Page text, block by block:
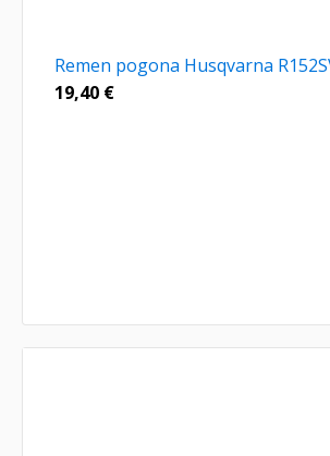
Remen pogona Husqvarna
19,40 €